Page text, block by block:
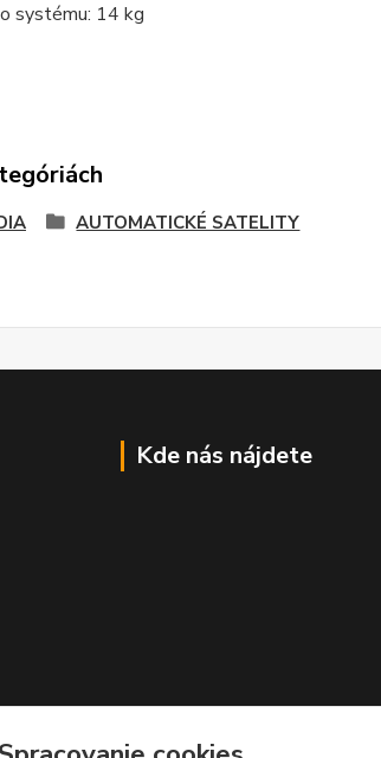
systému: 14 kg
AUTOMATICKÉ SATELITY
Kde nás nájdete